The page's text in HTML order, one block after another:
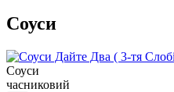
Соуси
Соуси
часниковий